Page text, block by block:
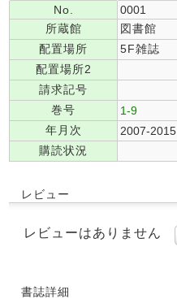
No.
0001
所蔵館
図書館
配置場所
5F雑誌
配置場所2
請求記号
巻号
1-9
年月次
2007-2015
購読状況
レビュー
レビューはありません
書誌詳細